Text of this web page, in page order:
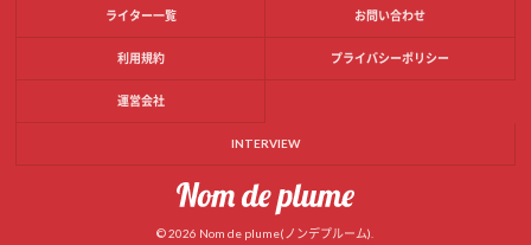
ライター一覧 お問い合わせ
利用規約 プライバシーポリシー
運営会社
INTERVIEW
© 2026 Nom de plume(ノンデプルーム).